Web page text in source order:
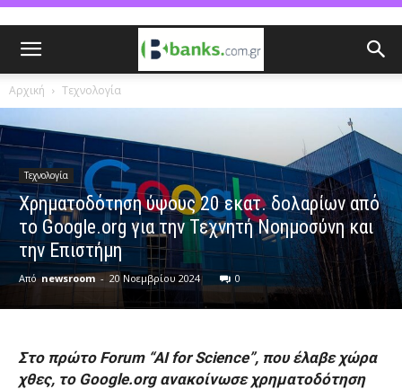
Αρχική Τεχνολογία
Τεχνολογία
Χρηματοδότηση ύψους 20 εκατ. δολαρίων από
το Google.org για την Τεχνητή Νοημοσύνη και
την Επιστήμη
Από newsroom - 20 Νοεμβρίου 2024 0
Στο πρώτο Forum “AI for Science”, που έλαβε χώρα
χθες, το Google.org ανακοίνωσε χρηματοδότηση